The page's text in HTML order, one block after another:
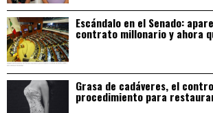
Escándalo en el Senado:
contrato millonario y ahora
Grasa de cadáveres, el
procedimiento para